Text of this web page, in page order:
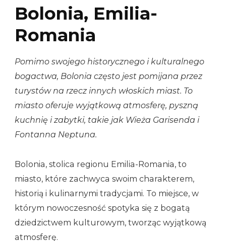
Bolonia, Emilia-
Romania
Pomimo swojego historycznego i kulturalnego
bogactwa, Bolonia często jest pomijana przez
turystów na rzecz innych włoskich miast. To
miasto oferuje wyjątkową atmosferę, pyszną
kuchnię i zabytki, takie jak Wieża Garisenda i
Fontanna Neptuna.
Bolonia, stolica regionu Emilia-Romania, to
miasto, które zachwyca swoim charakterem,
historią i kulinarnymi tradycjami. To miejsce, w
którym nowoczesność spotyka się z bogatą
dziedzictwem kulturowym, tworząc wyjątkową
atmosferę.